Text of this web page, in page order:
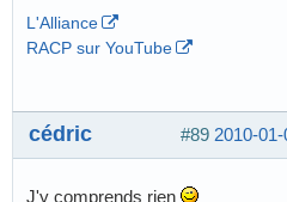
L'Alliance
RACP sur YouTube
#89 2010-
cédric
J'y comprends rien